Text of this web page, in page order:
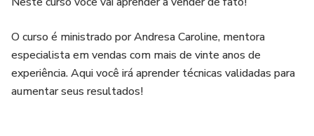
O curso é ministrado por Andresa Caroline, mentora
especialista em vendas com mais de vinte anos de
experiência. Aqui você irá aprender técnicas validadas para
aumentar seus resultados!